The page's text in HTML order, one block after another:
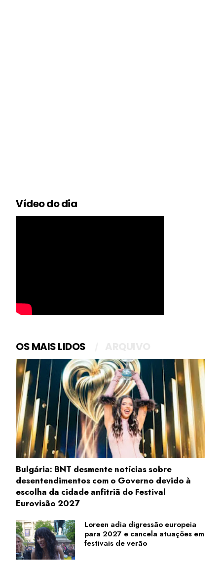
Vídeo do dia
OS MAIS LIDOS
Bulgária: BNT desmente notícias sobre
desentendimentos com o Governo devido à
escolha da cidade anfitriã do Festival
Eurovisão 2027
Loreen adia digressão europeia
para 2027 e cancela atuações em
festivais de verão